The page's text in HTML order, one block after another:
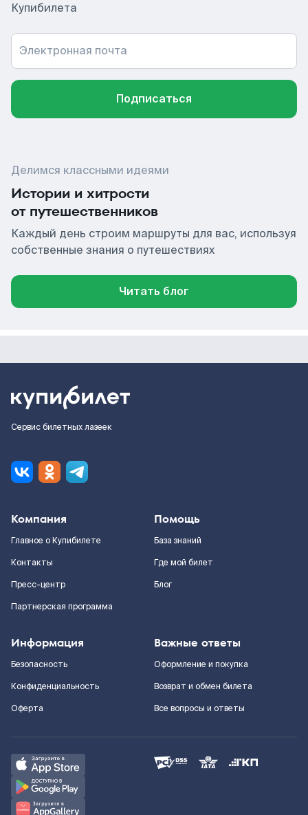
Купибилета
Электронная почта
Подписаться
Делимся классными идеями
Истории и хитрости
от путешественников
Каждый день строим маршруты для вас, используя
собственные знания о путешествиях
Читать блог
Сервис билетных лазеек
Компания
Главное о Купибилете
Контакты
Пресс-центр
Партнерская программа
Помощь
База знаний
Где мой билет
Блог
Информация
Безопасность
Конфиденциальность
Оферта
Важные ответы
Оформление и покупка
Возврат и обмен билета
Все вопросы и ответы